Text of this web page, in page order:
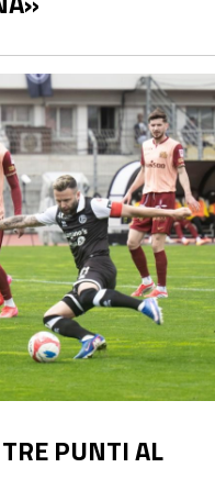
PUNTI AL